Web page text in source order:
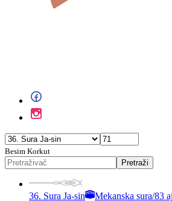
Besim Korkut
Pretraži
36. Sura Ja-sin Mekanska sura/83